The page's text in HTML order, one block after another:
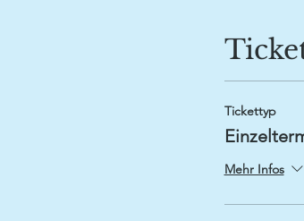
Tickettyp
Mehr Infos